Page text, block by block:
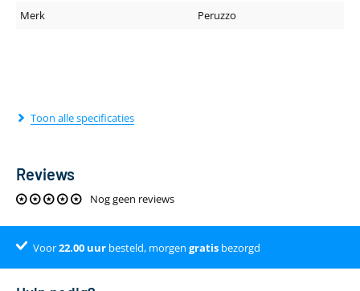
Merk
Peruzzo
Toon alle specificaties
Reviews
Nog geen reviews
Voor22.00uurbesteld, morgen gratisbezorgd
Klantenbeoordeling 9.4